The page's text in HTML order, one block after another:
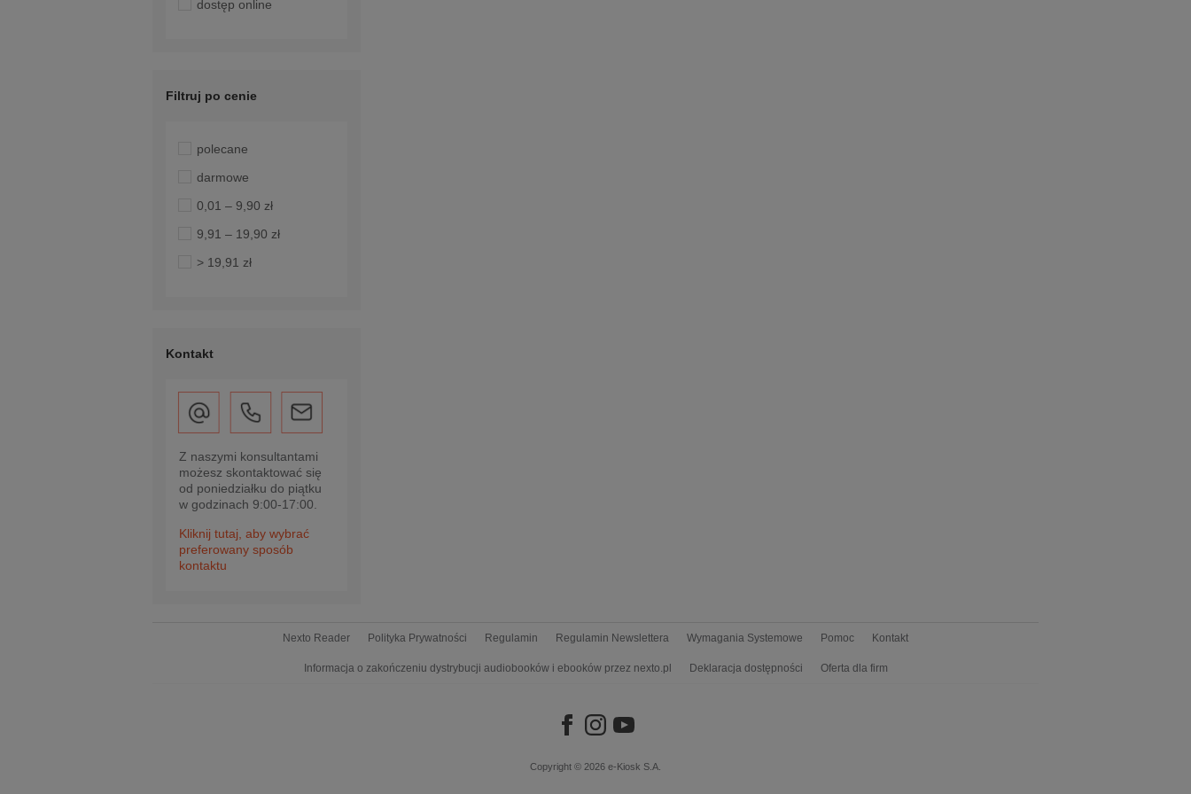
dostęp online
Filtruj po cenie
polecane
darmowe
0,01 – 9,90 zł
9,91 – 19,90 zł
> 19,91 zł
Kontakt
Z naszymi konsultantami
możesz skontaktować się
od poniedziałku do piątku
w godzinach 9:00-17:00.
Kliknij tutaj, aby wybrać
preferowany sposób
kontaktu
Nexto Reader Polityka Prywatności Regulamin Regulamin Newslettera Wymagania Systemowe Pomoc Kontakt
Informacja o zakończeniu dystrybucji audiobooków i ebooków przez nexto.pl Deklaracja dostępności Oferta dla firm
Copyright © 2026 e-Kiosk S.A.